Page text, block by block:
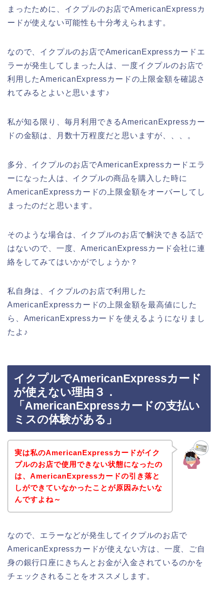
まったために、イクプルのお店でAmericanExpressカ
ードが使えない可能性も十分考えられます。
なので、イクプルのお店でAmericanExpressカードエ
ラーが発生してしまった人は、一度イクプルのお店で
利用したAmericanExpressカードの上限金額を確認さ
れてみるとよいと思います♪
私が知る限り、毎月利用できるAmericanExpressカー
ドの金額は、月数十万程度だと思いますが、、、。
多分、イクプルのお店でAmericanExpressカードエラ
ーになった人は、イクプルの商品を購入した時に
AmericanExpressカードの上限金額をオーバーしてし
まったのだと思います。
そのような場合は、イクプルのお店で解決できる話で
はないので、一度、AmericanExpressカード会社に連
絡をしてみてはいかがでしょうか？
私自身は、イクプルのお店で利用した
AmericanExpressカードの上限金額を最高値にした
ら、AmericanExpressカードを使えるようになりまし
たよ♪
イクプルでAmericanExpressカード
が使えない理由３．
「AmericanExpressカードの支払い
ミスの体験がある」
実は私のAmericanExpressカードがイク
プルのお店で使用できない状態になったの
は、AmericanExpressカードの引き落と
しができていなかったことが原因みたいな
んですよね～
なので、エラーなどが発生してイクプルのお店で
AmericanExpressカードが使えない方は、一度、ご自
身の銀行口座にきちんとお金が入金されているのかを
チェックされることをオススメします。